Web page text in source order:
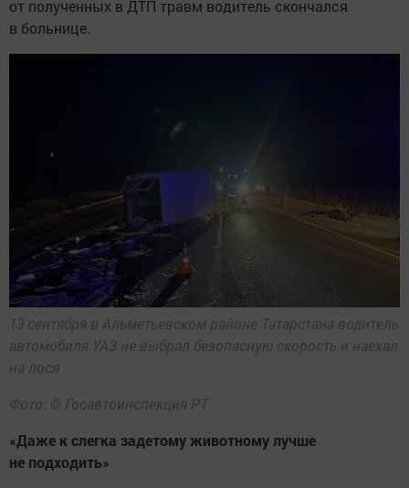
от полученных в ДТП травм водитель скончался
в больнице.
13 сентября в Альметьевском районе Татарстана водитель
автомобиля УАЗ не выбрал безопасную скорость и наехал
на лося
Фото: © Госавтоинспекция РТ
«Даже к слегка задетому животному лучше
не подходить»